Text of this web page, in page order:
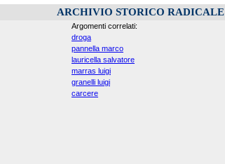
ARCHIVIO STORICO RADICALE
Argomenti correlati:
droga
pannella marco
lauricella salvatore
marras luigi
granelli luigi
carcere